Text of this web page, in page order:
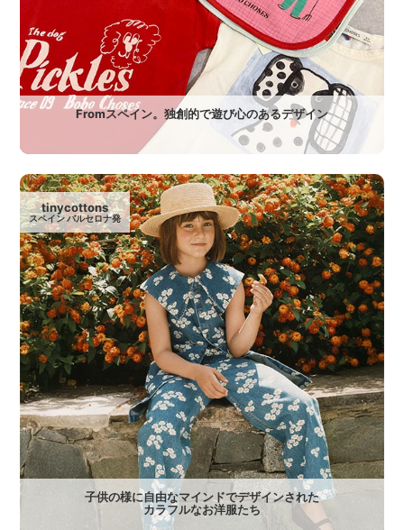
Fromスペイン。独創的で遊び心のあるデザイン
tinycottons
スペイン バルセロナ発
子供の様に自由なマインドでデザインされた
カラフルなお洋服たち